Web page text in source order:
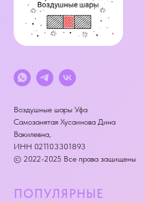
Воздушные шары Уфа
Самозанятая Хусаинова Дина
Вакилевна,
ИНН 021103301893
© 2022-2025 Все права защищены
ПОПУЛЯРНЫЕ